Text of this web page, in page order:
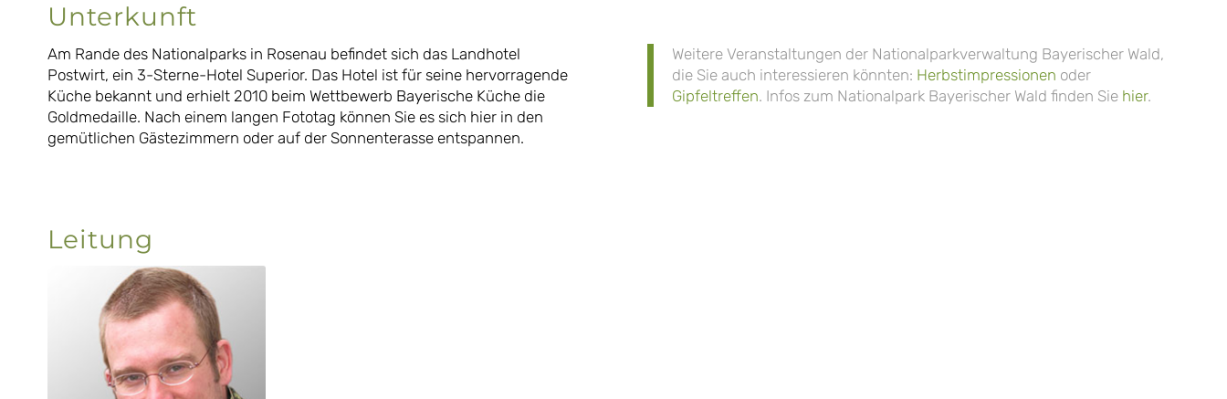
Unterkunft
Am Rande des Nationalparks in Rosenau befindet sich das Landhotel
Postwirt, ein 3-Sterne-Hotel Superior. Das Hotel ist für seine hervorragende
Küche bekannt und erhielt 2010 beim Wettbewerb Bayerische Küche die
Goldmedaille. Nach einem langen Fototag können Sie es sich hier in den
gemütlichen Gästezimmern oder auf der Sonnenterasse entspannen.
Weitere Veranstaltungen der Nationalparkverwaltung Bayerischer Wald,
die Sie auch interessieren könnten: Herbstimpressionen oder
Gipfeltreffen. Infos zum Nationalpark Bayerischer Wald finden Sie hier.
Leitung